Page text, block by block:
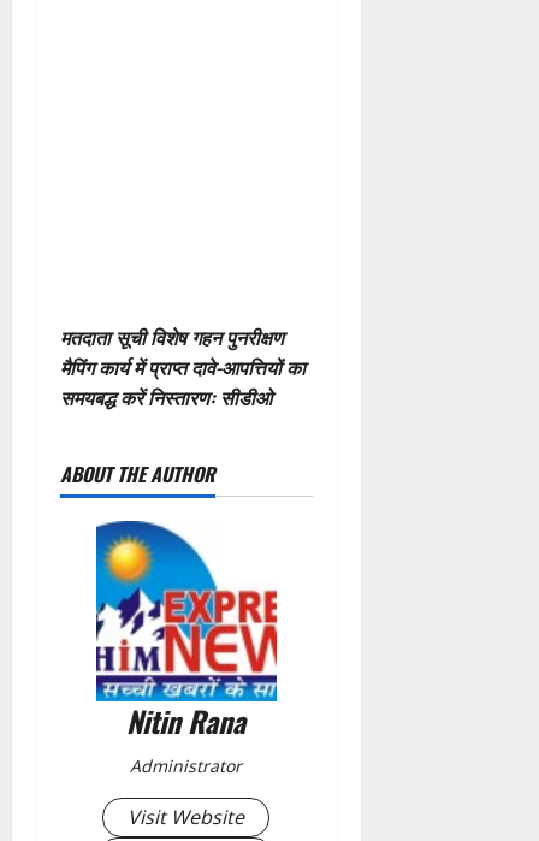
P
o
t
मतदाता सूची विशेष गहन पुनरीक्षण
मैपिंग कार्य में प्राप्त दावे-आपत्तियों का
समयबद्ध करें निस्तारणः सीडीओ
ABOUT THE AUTHOR
Nitin Rana
Administrator
Visit Website